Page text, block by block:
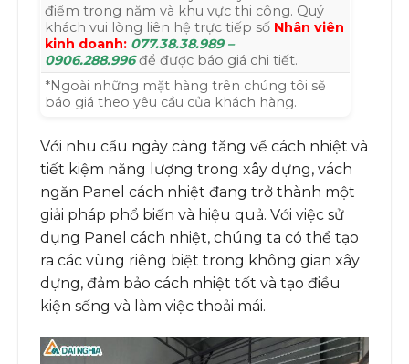
điểm trong năm và khu vực thi công. Quý
khách vui lòng liên hệ trực tiếp số Nhân viên
kinh doanh: 077.38.38.989 –
0906.288.996để được báo giá chi tiết.
*Ngoài những mặt hàng trên chúng tôi sẽ
báo giá theo yêu cầu của khách hàng.
Với nhu cầu ngày càng tăng về cách nhiệt và
tiết kiệm năng lượng trong xây dựng, vách
ngăn Panel cách nhiệt đang trở thành một
giải pháp phổ biến và hiệu quả. Với việc sử
dụng Panel cách nhiệt, chúng ta có thể tạo
ra các vùng riêng biệt trong không gian xây
dựng, đảm bảo cách nhiệt tốt và tạo điều
kiện sống và làm việc thoải mái.